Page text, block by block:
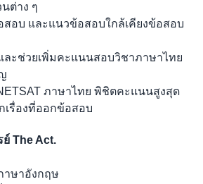
ต่าง ๆ
สอบ และแนวข้อสอบใกล้เคียงข้อสอบ
ละช่วยเพิ่มคะแนนสอบวิชาภาษาไทย
ภาษาไทย พิชิตคะแนนสูงสุด
กเรื่องที่ออกข้อสอบ
The Act.
าษาอังกฤษ